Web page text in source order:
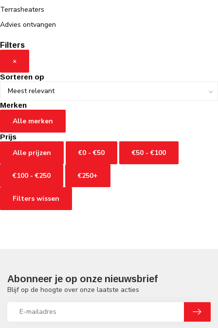
Terrasheaters
Advies ontvangen
Filters
×
Sorteren op
Merken
Alle merken
Prijs
Alle prijzen €0 - €50 €50 - €100
€100 - €250 €250+
Filters wissen
Abonneer je op onze nieuwsbrief
Blijf op de hoogte over onze laatste acties